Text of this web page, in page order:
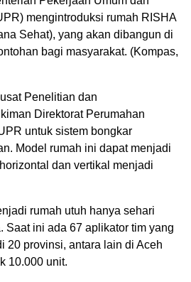
mengintroduksi rumah RISHA
Sehat), yang akan dibangun di
bagi masyarakat. (Kompas,
Penelitian dan
Direktorat Perumahan
untuk sistem bongkar
Model rumah ini dapat menjadi
dan vertikal menjadi
rumah utuh hanya sehari
Saat ini ada 67 aplikator tim yang
20 provinsi, antara lain di Aceh
10.000 unit.